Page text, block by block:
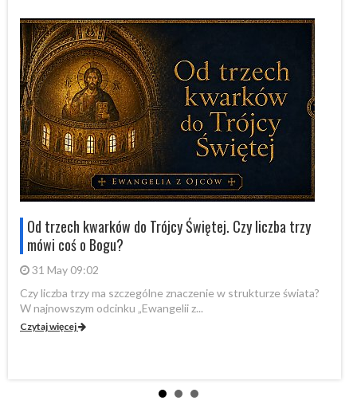
Od trzech kwarków do Trójcy Świętej. Czy liczba trzy
mówi coś o Bogu?
31 May 09:02
Czy liczba trzy ma szczególne znaczenie w strukturze świata?
W najnowszym odcinku „Ewangelii z...
Czytaj więcej